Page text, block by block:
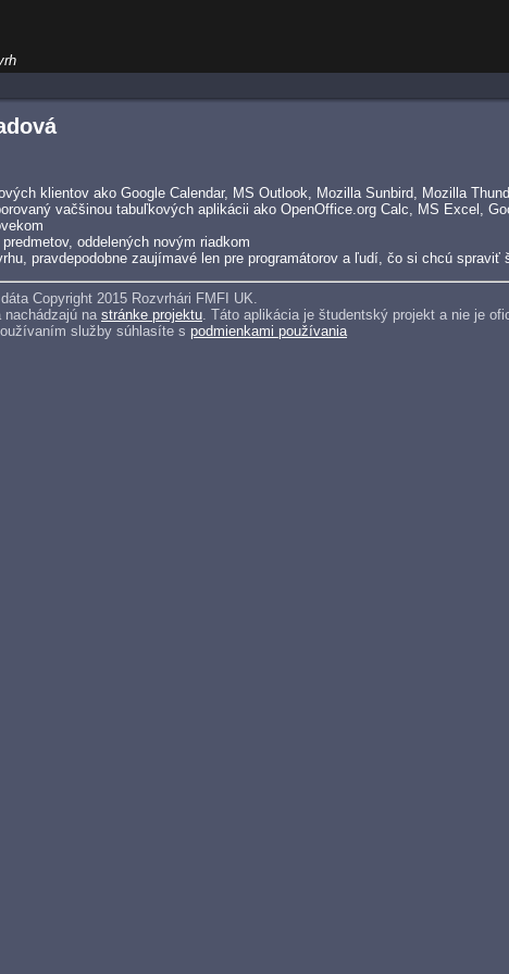
klientov ako Google Calendar, MS Outlook, Mozilla Sunbird, Mozilla
vačšinou tabuľkových aplikácii ako OpenOffice.org Calc, MS Excel,
oddelených novým riadkom
pravdepodobne zaujímavé len pre programátorov a ľudí, čo si chcú spraviť
Copyright 2015 Rozvrhári FMFI UK.
na stránke projektu . Táto aplikácia je študentský projekt a nie je
služby súhlasíte s podmienkami používania